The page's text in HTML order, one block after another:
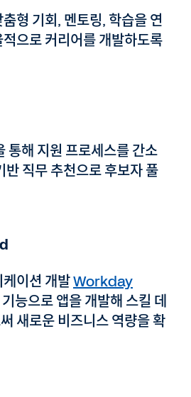
형 기회, 멘토링, 학습을 연
으로 커리어를 개발하도록
통해 지원 프로세스를 간소
직무 추천으로 후보자 풀
이션 개발Workday
능으로 앱을 개발해 스킬 데
새로운 비즈니스 역량을 확